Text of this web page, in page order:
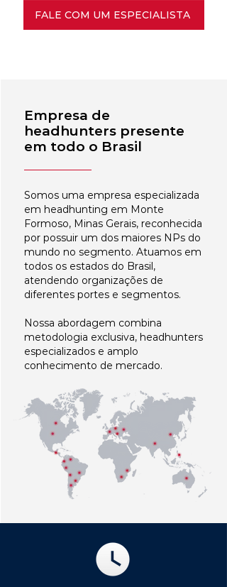
FALE COM UM ESPECIALISTA
Empresa de
headhunters presente
em todo o Brasil
Somos uma empresa especializada
em headhunting em Monte
Formoso, Minas Gerais, reconhecida
por possuir um dos maiores NPs do
mundo no segmento. Atuamos em
todos os estados do Brasil,
atendendo organizações de
diferentes portes e segmentos.
Nossa abordagem combina
metodologia exclusiva, headhunters
especializados e amplo
conhecimento de mercado.